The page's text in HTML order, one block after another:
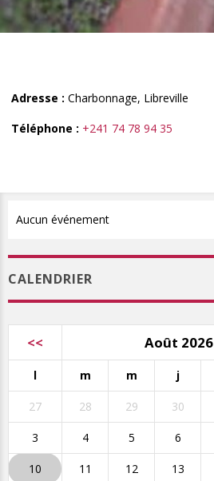
Adresse : Charbonnage, Libreville
Téléphone : +241 74 78 94 35
Aucun événement
CALENDRIER
<< Août 2026
l m m j
27 28 29 30
3 4 5 6
10 11 12 13